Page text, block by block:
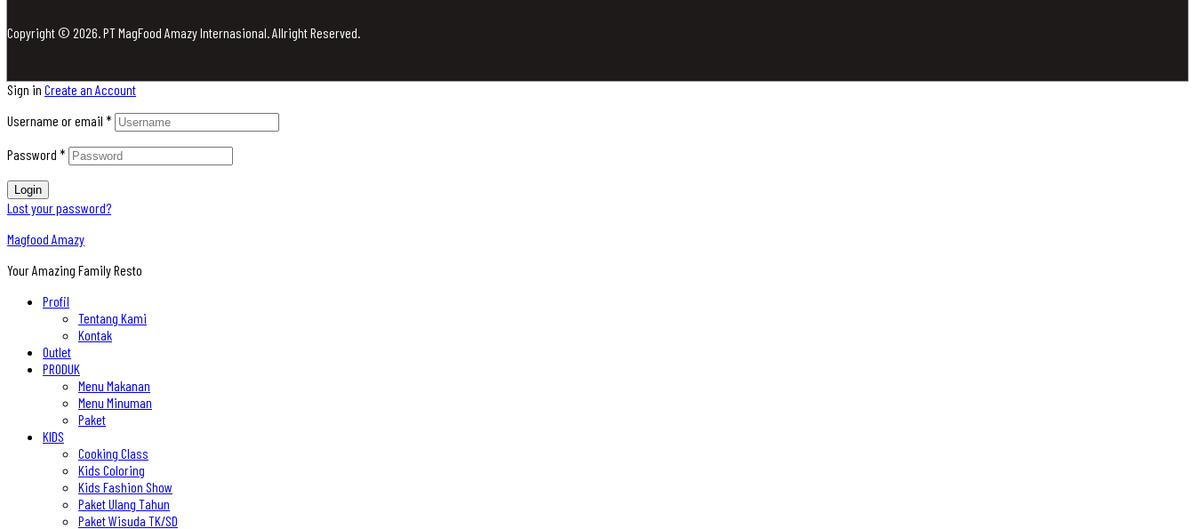
Copyright © 2026. PT MagFood Amazy Internasional. Allright Reserved.
Sign in Create an Account
Username or email *
Password *
Login
Lost your password?
Magfood Amazy
Your Amazing Family Resto
Profil
Tentang Kami
Kontak
Outlet
PRODUK
Menu Makanan
Menu Minuman
Paket
KIDS
Cooking Class
Kids Coloring
Kids Fashion Show
Paket Ulang Tahun
Paket Wisuda TK/SD